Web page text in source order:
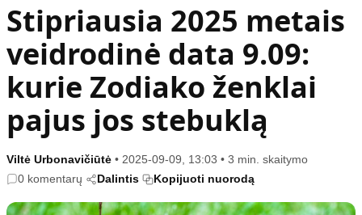
Gyvenimas
Įdomybės
Mada
Mokslas
Namai ir interjeras
Kulinarija
Gyvenimo būdas
Vasaros mada
Tėvai ir vaikai
Populiaru Informacija
Stipriausia 2025 metais
veidrodinė data 9.09:
kurie Zodiako ženklai
pajus jos stebuklą
Viltė Urbonavičiūtė • 2025-09-09, 13:03 • 3 min. skaitymo
0 komentarų
Dalintis Kopijuoti nuorodą